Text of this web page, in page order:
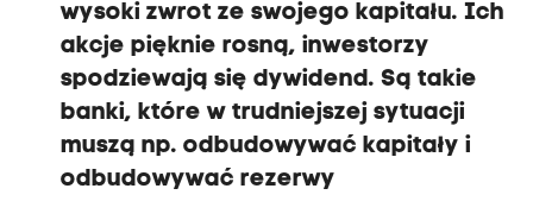
wysoki zwrot ze swojego kapitału. Ich
akcje pięknie rosną, inwestorzy
spodziewają się dywidend. Są takie
banki, które w trudniejszej sytuacji
muszą np. odbudowywać kapitały i
odbudowywać rezerwy